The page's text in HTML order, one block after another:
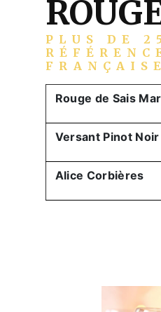
PLUS DE
Rouge de Sais
Versant Pinot Noir
Alice Corbières